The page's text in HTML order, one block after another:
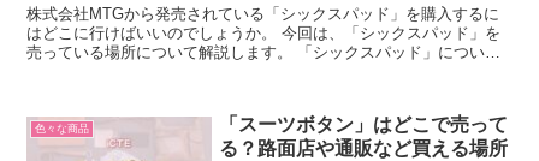
株式会社MTGから発売されている「シックスパッド」を購入するに
はどこに行けばいいのでしょうか。 今回は、「シックスパッド」を
売っている場所について解説します。 「シックスパッド」について
色々な商品
「スーツボタン」はどこで売って
る？路面店や通販など買える場所